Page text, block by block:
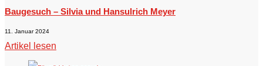
Baugesuch – Silvia und Hansulrich Meyer
11. Januar 2024
Artikel lesen